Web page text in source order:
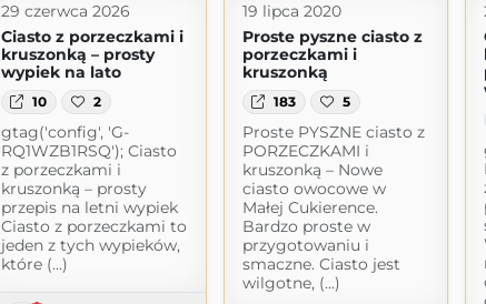
29 czerwca 2026
Ciasto z porzeczkami i
kruszonką – prosty
wypiek na lato
10 2
gtag('config', 'G-
RQ1WZB1RSQ'); Ciasto
z porzeczkami i
kruszonką – prosty
przepis na letni wypiek
Ciasto z porzeczkami to
jeden z tych wypieków,
które (...)
19 lipca 2020
Proste pyszne ciasto z
porzeczkami i
kruszonką
183 5
Proste PYSZNE ciasto z
PORZECZKAMI i
kruszonką – Nowe
ciasto owocowe w
Małej Cukierence.
Bardzo proste w
przygotowaniu i
smaczne. Ciasto jest
wilgotne, (...)